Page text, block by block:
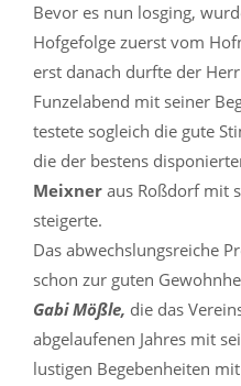
Bevor es nun losging,
Hofgefolge zuerst vom
erst danach durfte der
Funzelabend mit seiner
testete sogleich die gute
die der bestens
Meixner aus Roßdorf mit
steigerte.
Das abwechslungsreiche
schon zur guten
Gabi Mößle, die das
abgelaufenen Jahres mit
lustigen Begebenheiten